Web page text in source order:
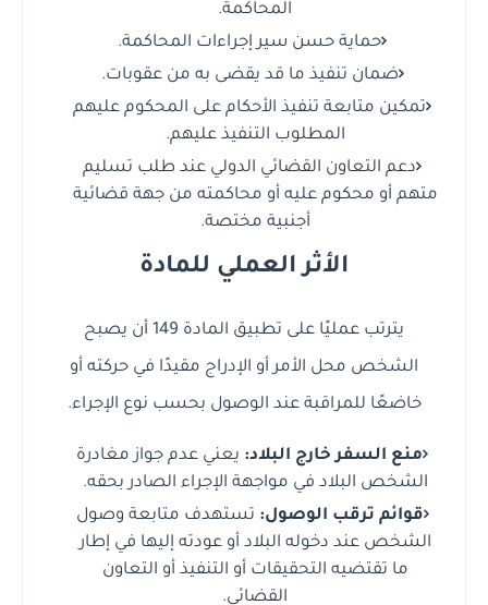
المحاكمة.
حماية حسن سير إجراءات المحاكمة.
ضمان تنفيذ ما قد يقضى به من عقوبات.
تمكين متابعة تنفيذ الأحكام على المحكوم عليهم
المطلوب التنفيذ عليهم.
دعم التعاون القضائي الدولي عند طلب تسليم
متهم أو محكوم عليه أو محاكمته من جهة قضائية
أجنبية مختصة.
الأثر العملي للمادة
يترتب عمليًا على تطبيق المادة 149 أن يصبح
الشخص محل الأمر أو الإدراج مقيدًا في حركته أو
خاضعًا للمراقبة عند الوصول بحسب نوع الإجراء.
منع السفر خارج البلاد: يعني عدم جواز مغادرة
الشخص البلاد في مواجهة الإجراء الصادر بحقه.
قوائم ترقب الوصول: تستهدف متابعة وصول
الشخص عند دخوله البلاد أو عودته إليها في إطار
ما تقتضيه التحقيقات أو التنفيذ أو التعاون
القضائي.